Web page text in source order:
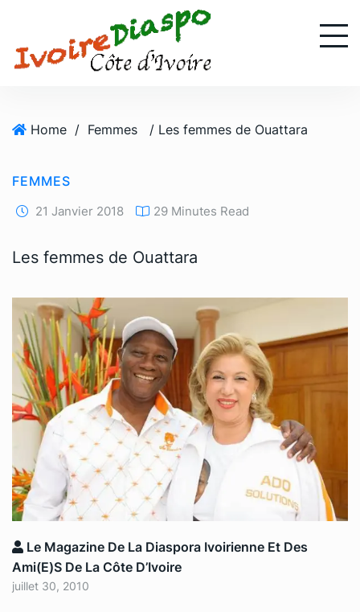
Home / Femmes / Les femmes de Ouattara
FEMMES
21 Janvier 2018 29 Minutes Read
Les femmes de Ouattara
Le Magazine De La Diaspora Ivoirienne Et Des
Ami(e)s De La Côte D’Ivoire
juillet 30, 2010